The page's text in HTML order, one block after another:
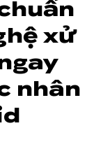
xử
nhân